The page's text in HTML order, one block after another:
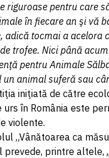
riguroase pentru care
în fiecare an şi vă
tocmai a acelora
trofee. Nici până
pentru Animale
animal suferă sau
iniţiată de către
în România este
violente.
„Vânătoarea ca
prevede, printre altele,